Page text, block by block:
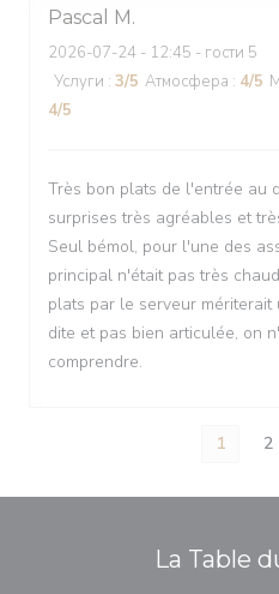
Pascal M
2026-07-24 - 12:45 - гости 5
Услуги : 3/5 Атмосфера : 4/5
4/5
Très bon plats de l'entrée au
surprises très agréables et
Seul bémol, pour l'une des
principal n'était pas très
plats par le serveur mériterait
dite et pas bien articulée, on
comprendre.
1 2
La Table